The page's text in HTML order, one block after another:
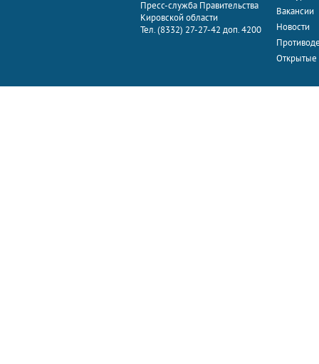
Пресс-служба Правительства
Кировской области
Тел. (8332) 27-27-42 доп. 4200
Вакансии
Новости